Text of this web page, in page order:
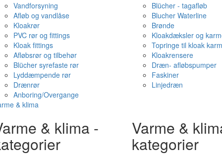
Vandforsyning
Afløb og vandlåse
Kloakrør
PVC rør og fittings
Kloak fittings
Afløbsrør og tilbehør
Blücher syrefaste rør
Lyddæmpende rør
Drænrør
Anboring/Overgange
Blücher - tagafløb
Blucher Waterline
Brønde
Kloakdæksler og
Topringe til kloak
Kloakrensere
Dræn- afløbspumper
Faskiner
Linjedræn
& klima
& klima - Varme &
kategorier